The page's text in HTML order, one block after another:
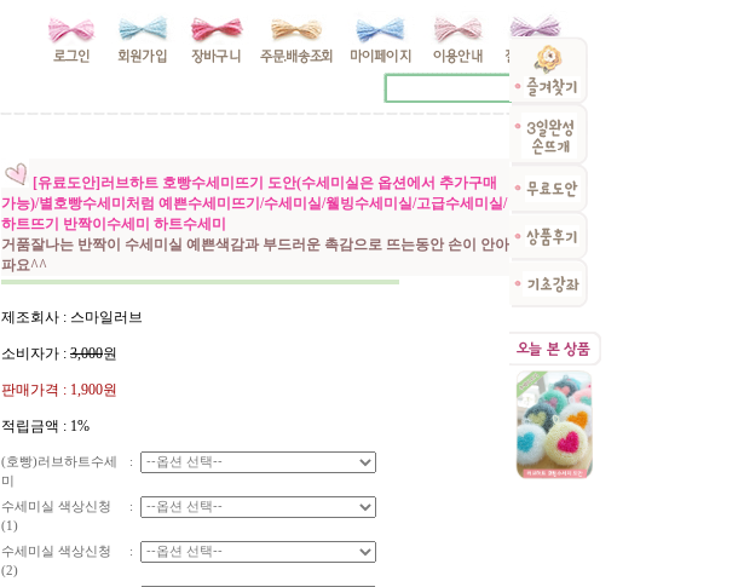
[유료도안]러브하트 호빵수세미뜨기 도안(수세미실은 옵션에서 추가구매
가능)/별호빵수세미처럼 예쁜수세미뜨기/수세미실/웰빙수세미실/고급수세미실/
하트뜨기 반짝이수세미 하트수세미
거품잘나는 반짝이 수세미실 예쁜색감과 부드러운 촉감으로 뜨는동안 손이 안아
파요^^
제조회사 : 스마일러브
소비자가 : 3,000원
판매가격 : 1,900원
적립금액 : 1%
(호빵)러브하트수세
미
:
수세미실 색상신청
(1)
:
수세미실 색상신청
(2)
: